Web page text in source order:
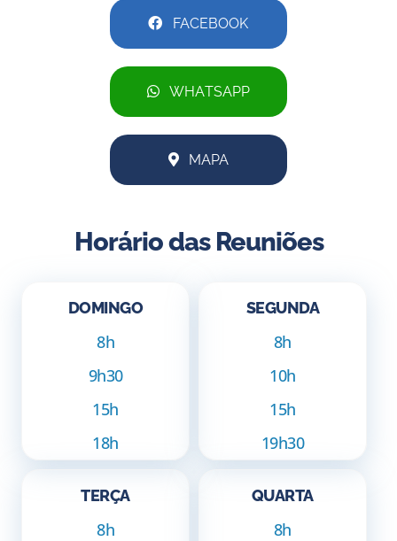
FACEBOOK
WHATSAPP
MAPA
Horário das Reuniões
DOMINGO
8h
9h30
15h
18h
SEGUNDA
8h
10h
15h
19h30
TERÇA
8h
QUARTA
8h